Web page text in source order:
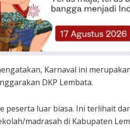
Karnaval ini
DKP Lembata.
peserta luar biasa. Ini terlihait
madrasah di Kabupaten